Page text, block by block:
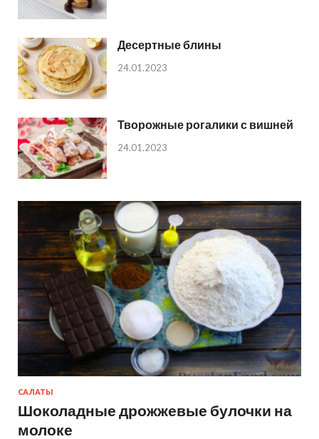
Десертные блины
24.01.2023
Творожные рогалики с вишней
24.01.2023
САЛАТЫ
Шоколадные дрожжевые булочки на
молоке